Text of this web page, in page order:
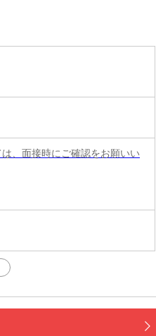
、面接時にご確認をお願いい